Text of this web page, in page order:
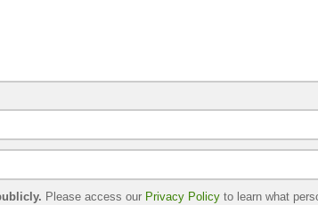
Please access our Privacy Policy to learn what